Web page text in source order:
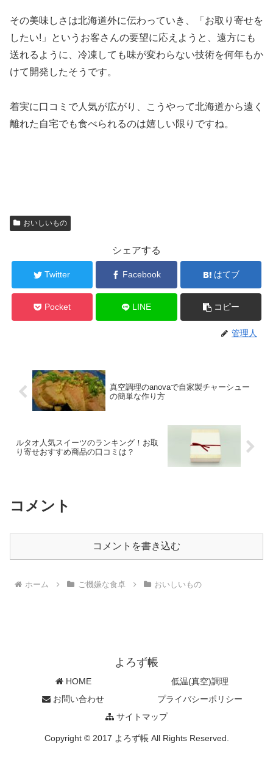
その美味しさは北海道外に伝わっていき、「お取り寄せを
したい!」というお客さんの要望に応えようと、遠方にも
送れるように、冷凍しても味が変わらない技術を何年もか
けて開発したそうです。
着実に口コミで人気が広がり、こうやって北海道から遠く
離れた自宅でも食べられるのは嬉しい限りですね。
おいしいもの
シェアする
Twitter Facebook はてブ
Pocket LINE コピー
管理人
真空調理のanovaで自家製チャーシュー
の簡単な作り方
ルタオ人気スイーツのランキング！お取
り寄せおすすめ商品の口コミは？
コメント
コメントを書き込む
ホーム ご機嫌な食卓 おいしいもの
よろず帳
HOME
低温(真空)調理
お問い合わせ
プライバシーポリシー
サイトマップ
Copyright © 2017 よろず帳 All Rights Reserved.